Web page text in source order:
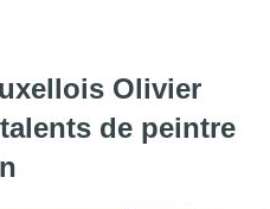
Olivier
de peintre